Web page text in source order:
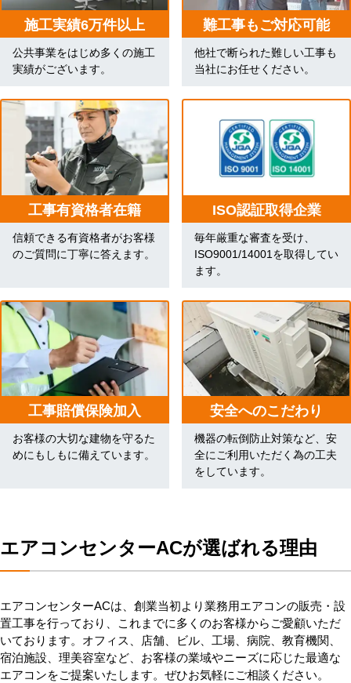
施工実績6万件以上
公共事業をはじめ多くの施工
実績がございます。
難工事もご対応可能
他社で断られた難しい工事も
当社にお任せください。
工事有資格者在籍
信頼できる有資格者がお客様
のご質問に丁寧に答えます。
ISO認証取得企業
毎年厳重な審査を受け、
ISO9001/14001を取得してい
ます。
工事賠償保険加入
お客様の大切な建物を守るた
めにもしもに備えています。
安全へのこだわり
機器の転倒防止対策など、安
全にご利用いただく為の工夫
をしています。
エアコンセンターACが選ばれる理由
エアコンセンターACは、創業当初より業務用エアコンの販売・設
置工事を行っており、これまでに多くのお客様からご愛顧いただ
いております。オフィス、店舗、ビル、工場、病院、教育機関、
宿泊施設、理美容室など、お客様の業域やニーズに応じた最適な
エアコンをご提案いたします。ぜひお気軽にご相談ください。